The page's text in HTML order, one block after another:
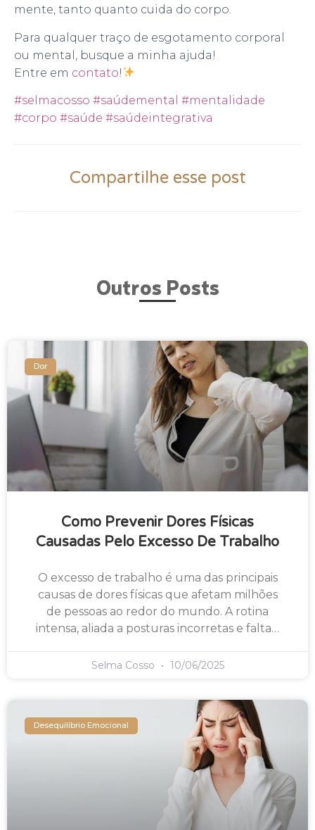
mente, tanto quanto cuida do corpo.
Para qualquer traço de esgotamento corporal
ou mental, busque a minha ajuda!
Entre em contato!
#selmacosso #saúdemental #mentalidade
#corpo #saúde #saúdeintegrativa
Compartilhe esse post
Outros Posts
Dor
Como Prevenir Dores Físicas
Causadas Pelo Excesso De Trabalho
O excesso de trabalho é uma das principais
causas de dores físicas que afetam milhões
de pessoas ao redor do mundo. A rotina
intensa, aliada a posturas incorretas e falta…
Selma Cosso 10/06/2025
Desequilíbrio Emocional